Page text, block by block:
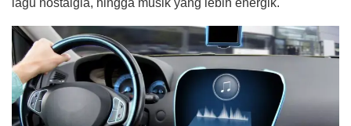
lagu nostalgia, hingga musik yang lebih energik.